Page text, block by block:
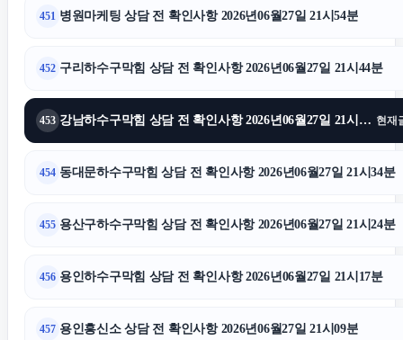
451 병원마케팅 상담 전 확인사항 2026년06월27일 21시54분
452 구리하수구막힘 상담 전 확인사항 2026년06월27일 21시44분
453 강남하수구막힘 상담 전 확인사항 2026년06월27일 21시39분 현재
454 동대문하수구막힘 상담 전 확인사항 2026년06월27일 21시34분
455 용산구하수구막힘 상담 전 확인사항 2026년06월27일 21시24분
456 용인하수구막힘 상담 전 확인사항 2026년06월27일 21시17분
457 용인흥신소 상담 전 확인사항 2026년06월27일 21시09분